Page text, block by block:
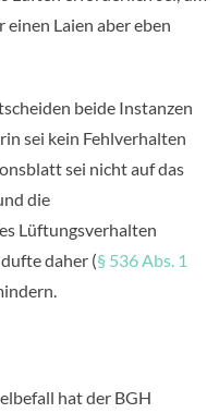
Laien aber eben
beide Instanzen
sei kein Fehlverhalten
sei nicht auf das
die
Lüftungsverhalten
daher (§ 536 Abs. 1
hat der BGH